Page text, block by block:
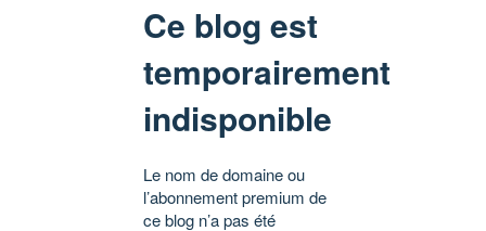
Ce blog est
temporairement
indisponible
Le nom de domaine ou
l’abonnement premium de
ce blog n’a pas été